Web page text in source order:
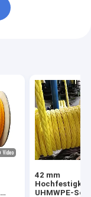
42 mm
UHMWPE-